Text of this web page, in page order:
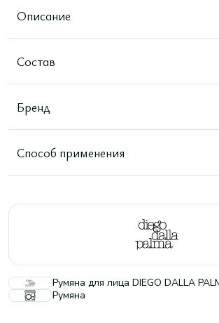
Описание
Состав
Бренд
Способ применения
Румяна для лица DIEGO DALLA
Румяна